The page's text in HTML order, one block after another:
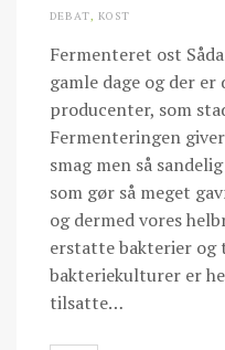
DEBAT, KOST
Fermenteret ost
gamle dage og der er
producenter, som
Fermenteringen
smag men så
som gør så meget
og dermed vores
erstatte bakterier
bakteriekulturer er
tilsatte…